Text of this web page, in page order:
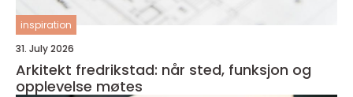
inspiration
31. July 2026
Arkitekt fredrikstad: når sted, funksjon og
opplevelse møtes